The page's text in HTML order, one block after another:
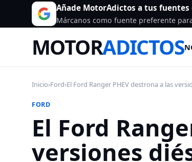
Añade MotorAdictos a tus fuentes
Márcanos como fuente preferente
MOTORADICTOS
Inicio›Ford›El Ford Ranger PHEV destrona a las
FORD
El Ford
versiones